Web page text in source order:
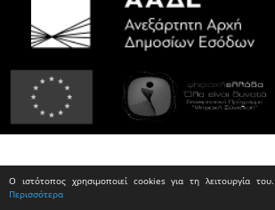
Ο ιστότοπος χρησιμοποιεί cookies για τη λειτουργία του.
Περισσότερα